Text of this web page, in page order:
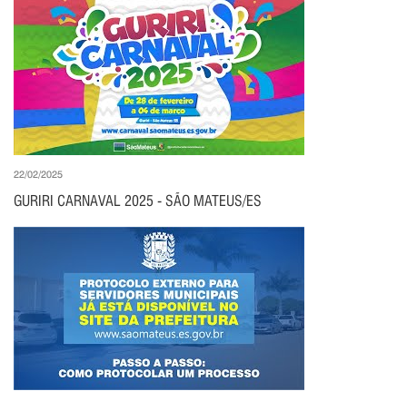
22/02/2025
GURIRI CARNAVAL 2025 - SÃO MATEUS/ES